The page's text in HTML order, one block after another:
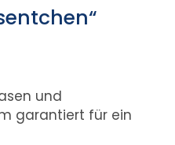
und
garantiert für ein